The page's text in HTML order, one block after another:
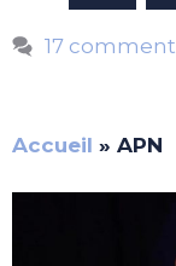
17
Accueil » APN